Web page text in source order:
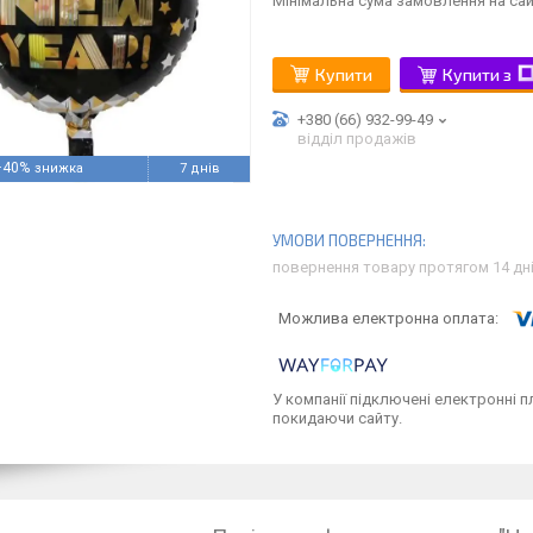
7 днів
Купити Купити з
+380 (66) 932-99-49
відділ продажів
повернення товару протягом 14
У компанії підключені електронні
покидаючи сайту.